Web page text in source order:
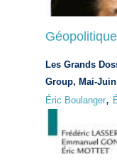
Les Grands
Group, Mai-
Éric Boulanger,